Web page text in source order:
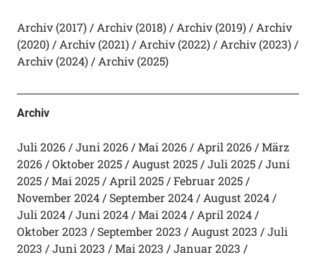
Archiv (2017) Archiv (2018) Archiv (2019)
Archiv
(2020)
Archiv (2021) Archiv (2022)
Archiv (2023)
Archiv (2024)
Archiv (2025)
Archiv
Juli 2026 Juni 2026 Mai 2026 April 2026
März
2026
Oktober 2025 August 2025 Juli 2025
Juni
2025
Mai 2025 April 2025
Februar 2025
November 2024
September 2024
August 2024
Juli 2024
Juni 2024 Mai 2024
April 2024
Oktober 2023
September 2023 August 2023
Juli
2023
Juni 2023 Mai 2023
Januar 2023